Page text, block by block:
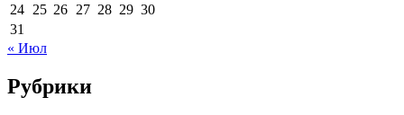
24 25 26 27 28 29 30
31
« Июл
Рубрики